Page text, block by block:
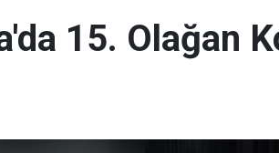
15. Olağan